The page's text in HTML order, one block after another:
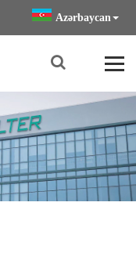
Azərbaycan